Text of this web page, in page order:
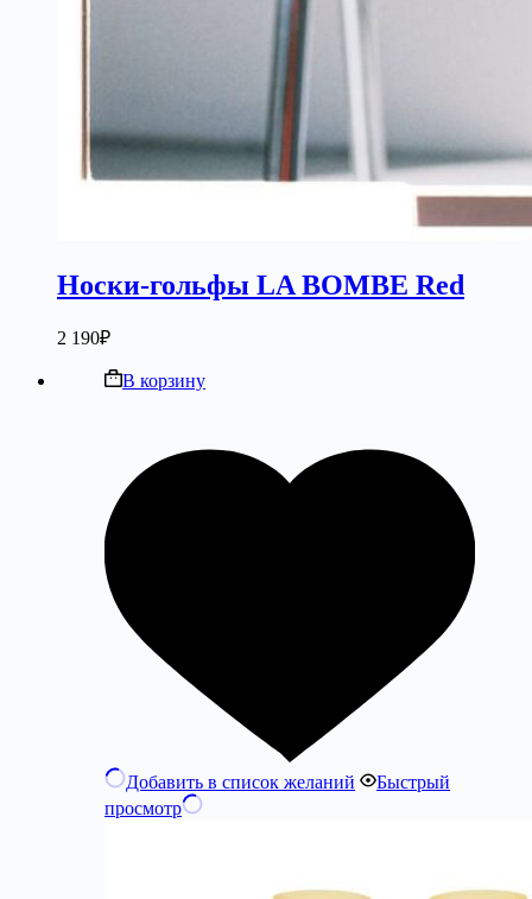
Носки-гольфы LA BOMBE Red
2 190₽
В корзину
Добавить в список желаний
Быстрый
просмотр